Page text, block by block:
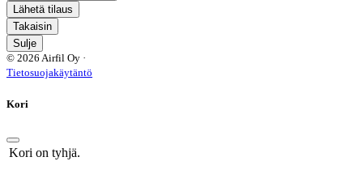
Lähetä tilaus
Takaisin
Sulje
© 2026 Airfil Oy ·
Tietosuojakäytäntö
Kori
Kori on tyhjä.